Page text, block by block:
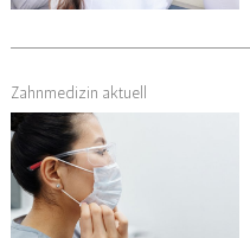
Zahnmedizin aktuell